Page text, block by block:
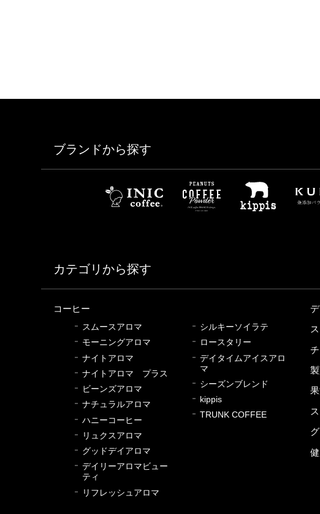
ブランドから探す
カテゴリから探す
コーヒー
スムースアロマ
モーニングアロマ
ナイトアロマ
ナイトアロマ プラス
ビーンズアロマ
ナチュラルアロマ
ハニーコーヒー
リュクスアロマ
グッドデイアロマ
デイリーアロマビュー
ティ
リフレッシュアロマ
シルキーソイラテ
ロースタリー
デイタイムアイスアロ
マ
シーズンブレンド
kippis
TRUNK COFFEE